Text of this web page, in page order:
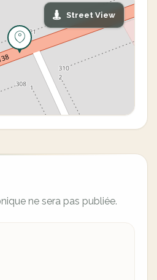
Street View
ne sera pas publiée.